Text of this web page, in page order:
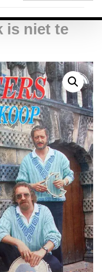
is niet te